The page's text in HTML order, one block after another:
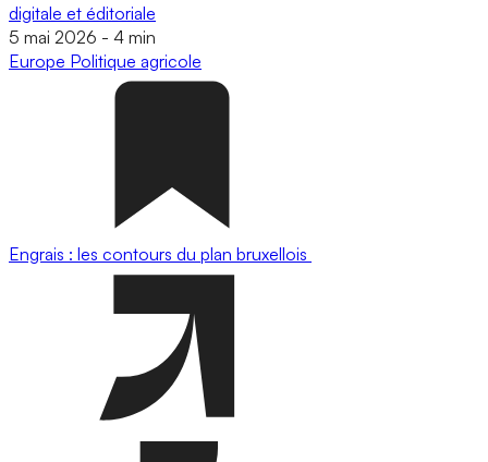
digitale et éditoriale
5 mai 2026 - 4 min
Europe Politique agricole
Engrais : les contours du plan bruxellois